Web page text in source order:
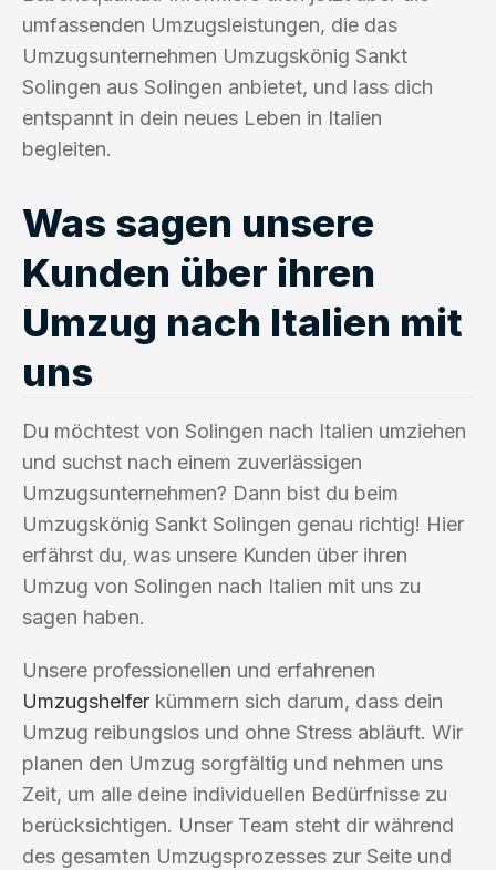
umfassenden Umzugsleistungen, die das
Umzugsunternehmen Umzugskönig Sankt
Solingen aus Solingen anbietet, und lass dich
entspannt in dein neues Leben in Italien
begleiten.
Was sagen unsere
Kunden über ihren
Umzug nach Italien mit
uns
Du möchtest von Solingen nach Italien umziehen
und suchst nach einem zuverlässigen
Umzugsunternehmen? Dann bist du beim
Umzugskönig Sankt Solingen genau richtig! Hier
erfährst du, was unsere Kunden über ihren
Umzug von Solingen nach Italien mit uns zu
sagen haben.
Unsere professionellen und erfahrenen
Umzugshelfer kümmern sich darum, dass dein
Umzug reibungslos und ohne Stress abläuft. Wir
planen den Umzug sorgfältig und nehmen uns
Zeit, um alle deine individuellen Bedürfnisse zu
berücksichtigen. Unser Team steht dir während
des gesamten Umzugsprozesses zur Seite und